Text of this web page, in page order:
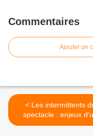
Commentaires
Ajouter un
< Les intermittents du
spectacle : enjeux
siècle de luttes